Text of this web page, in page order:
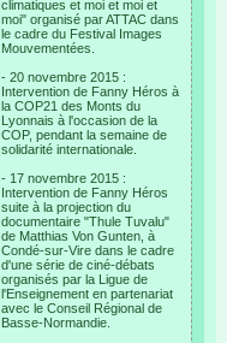
climatiques et moi et moi et
moi" organisé par ATTAC dans
le cadre du Festival Images
Mouvementées.
- 20 novembre 2015 :
Intervention de Fanny Héros à
la COP21 des Monts du
Lyonnais à l'occasion de la
COP, pendant la semaine de
solidarité internationale.
- 17 novembre 2015 :
Intervention de Fanny Héros
suite à la projection du
documentaire "Thule Tuvalu"
de Matthias Von Gunten, à
Condé-sur-Vire dans le cadre
d'une série de ciné-débats
organisés par la Ligue de
l'Enseignement en partenariat
avec le Conseil Régional de
Basse-Normandie.